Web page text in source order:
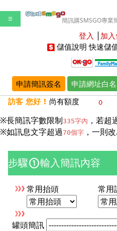
☰ 簡訊購SMSGO專業
登入 加
儲值說明 快速儲
申請簡訊簽名 申請網址白
訪客 您好 ! 尚有額度
※長簡訊字數限制335字內 ，若超
※如訊息文字超過 70個字 ，一則
步驟counter_1輸入簡訊內容
常用抬頭 常用
罐頭簡訊